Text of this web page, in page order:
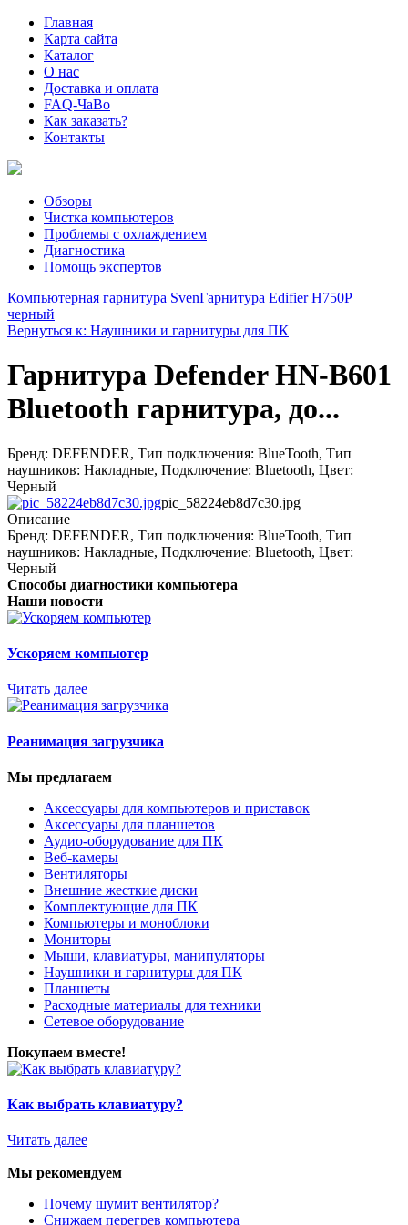
Главная
Карта сайта
Каталог
О нас
Доставка и оплата
FAQ-ЧаВо
Как заказать?
Контакты
Обзоры
Чистка компьютеров
Проблемы с охлаждением
Диагностика
Помощь экспертов
Компьютерная гарнитура SvenГарнитура Edifier H750P
черный
Вернуться к: Наушники и гарнитуры для ПК
Гарнитура Defender HN-B601
Bluetooth гарнитура, до...
Бренд: DEFENDER, Тип подключения: BlueTooth, Тип
наушников: Накладные, Подключение: Bluetooth, Цвет:
Черный
pic_58224eb8d7c30.jpg
Описание
Бренд: DEFENDER, Тип подключения: BlueTooth, Тип
наушников: Накладные, Подключение: Bluetooth, Цвет:
Черный
Способы диагностики компьютера
Наши новости
Ускоряем компьютер
Читать далее
Реанимация загрузчика
Мы предлагаем
Аксессуары для компьютеров и приставок
Аксессуары для планшетов
Аудио-оборудование для ПК
Веб-камеры
Вентиляторы
Внешние жесткие диски
Комплектующие для ПК
Компьютеры и моноблоки
Мониторы
Мыши, клавиатуры, манипуляторы
Наушники и гарнитуры для ПК
Планшеты
Расходные материалы для техники
Сетевое оборудование
Покупаем вместе!
Как выбрать клавиатуру?
Читать далее
Мы рекомендуем
Почему шумит вентилятор?
Снижаем перегрев компьютера